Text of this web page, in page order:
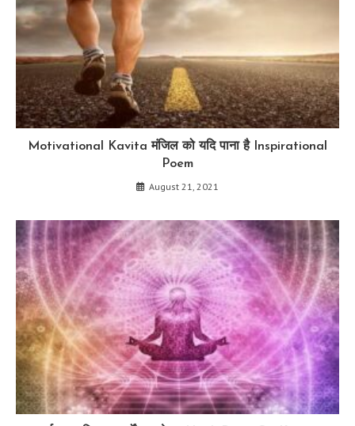
Motivational Kavita मंजिल को यदि पाना है Inspirational
Poem
August 21, 2021